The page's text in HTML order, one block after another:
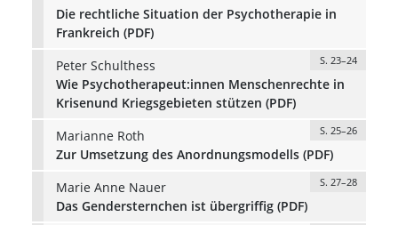
Die rechtliche Situation der Psychotherapie in
Frankreich (PDF)
Peter Schulthess
S. 23–24
Wie Psychotherapeut:innen Menschenrechte in
Krisenund Kriegsgebieten stützen (PDF)
Marianne Roth
S. 25–26
Zur Umsetzung des Anordnungsmodells (PDF)
Marie Anne Nauer
S. 27–28
Das Gendersternchen ist übergriffig (PDF)